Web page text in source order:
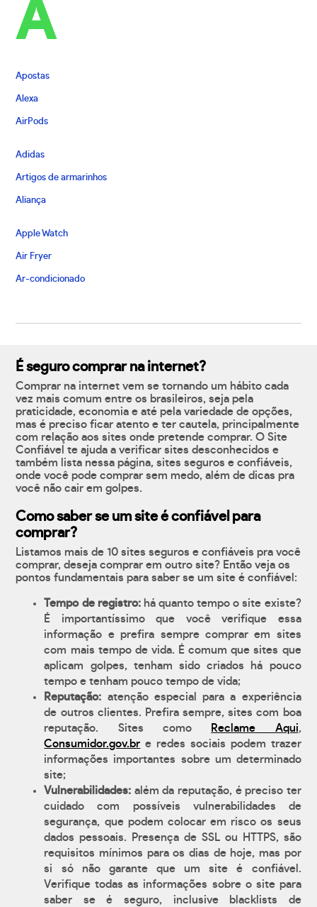
A
Apostas
Alexa
AirPods
Adidas
Artigos de armarinhos
Aliança
Apple Watch
Air Fryer
Ar-condicionado
É seguro comprar na internet?
Comprar na internet vem se tornando um hábito cada
vez mais comum entre os brasileiros, seja pela
praticidade, economia e até pela variedade de opções,
mas é preciso ficar atento e ter cautela, principalmente
com relação aos sites onde pretende comprar. O Site
Confiável te ajuda a verificar sites desconhecidos e
também lista nessa página, sites seguros e confiáveis,
onde você pode comprar sem medo, além de dicas pra
você não cair em golpes.
Como saber se um site é confiável para
comprar?
Listamos mais de 10 sites seguros e confiáveis pra você
comprar, deseja comprar em outro site? Então veja os
pontos fundamentais para saber se um site é confiável:
Tempo de registro:há quanto tempo o site existe?
É importantíssimo que você verifique essa
informação e prefira sempre comprar em sites
com mais tempo de vida. É comum que sites que
aplicam golpes, tenham sido criados há pouco
tempo e tenham pouco tempo de vida;
Reputação: atenção especial para a experiência
de outros clientes. Prefira sempre, sites com boa
reputação. Sites como
Reclame Aqui,
Consumidor.gov.br e redes sociais podem trazer
informações importantes sobre um determinado
site;
Vulnerabilidades: além da reputação, é preciso ter
cuidado com possíveis vulnerabilidades de
segurança, que podem colocar em risco os seus
dados pessoais. Presença de SSL ou HTTPS, são
requisitos mínimos para os dias de hoje, mas por
si só não garante que um site é confiável.
Verifique todas as informações sobre o site para
saber se é seguro, inclusive blacklists de